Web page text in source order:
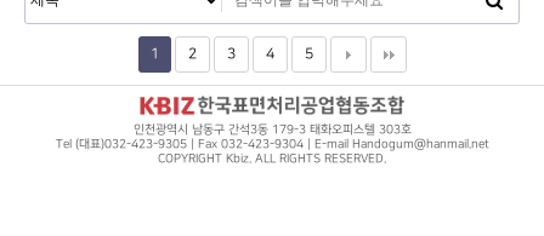
1 2 3 4 5
인천광역시 남동구 간석3동 179-3 태화오피스텔 303호
Tel (대표)032-423-9305 | Fax 032-423-9304 | E-mail Handogum@hanmail.net
COPYRIGHT Kbiz. ALL RIGHTS RESERVED.